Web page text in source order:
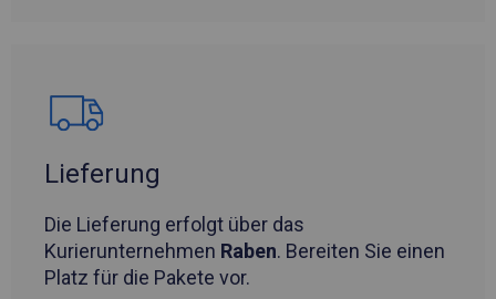
Lieferung
Die Lieferung erfolgt über das
Kurierunternehmen Raben. Bereiten Sie einen
Platz für die Pakete vor.